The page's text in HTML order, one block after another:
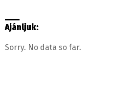
Ajánljuk:
Sorry. No data so far.